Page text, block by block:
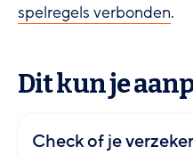
spelregels verbonden.
Dit kun je
Check of je